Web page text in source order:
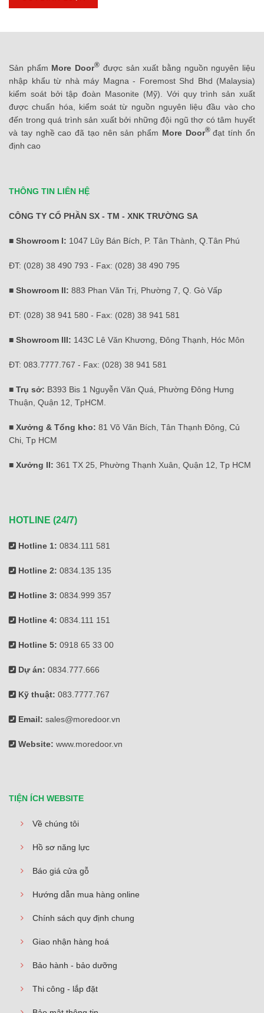
Sản phẩm More Door® được sản xuất bằng nguồn nguyên liệu
nhập khẩu từ nhà máy Magna - Foremost Shd Bhd (Malaysia)
kiểm soát bởi tập đoàn Masonite (Mỹ). Với quy trình sản xuất
được chuẩn hóa, kiểm soát từ nguồn nguyên liệu đầu vào cho
đến trong quá trình sản xuất bởi những đội ngũ thợ có tâm huyết
và tay nghề cao đã tạo nên sản phẩm More Door® đạt tính ổn
định cao
THÔNG TIN LIÊN HỆ
CÔNG TY CỔ PHẦN SX - TM - XNK TRƯỜNG SA
■ Showroom I: 1047 Lũy Bán Bích, P. Tân Thành, Q.Tân Phú
ĐT: (028) 38 490 793 - Fax: (028) 38 490 795
■ Showroom II: 883 Phan Văn Trị, Phường 7, Q. Gò Vấp
ĐT: (028) 38 941 580 - Fax: (028) 38 941 581
■ Showroom III: 143C Lê Văn Khương, Đông Thạnh, Hóc Môn
ĐT: 083.7777.767 - Fax: (028) 38 941 581
■ Trụ sở: B393 Bis 1 Nguyễn Văn Quá, Phường Đông Hưng
Thuận, Quận 12, TpHCM.
■ Xưởng & Tổng kho: 81 Võ Văn Bích, Tân Thạnh Đông, Củ
Chi, Tp HCM
■ Xưởng II: 361 TX 25, Phường Thạnh Xuân, Quận 12, Tp HCM
HOTLINE (24/7)
Hotline 1: 0834.111 581
Hotline 2: 0834.135 135
Hotline 3: 0834.999 357
Hotline 4: 0834.111 151
Hotline 5: 0918 65 33 00
Dự án: 0834.777.666
Kỹ thuật: 083.7777.767
Email: sales@moredoor.vn
Website: www.moredoor.vn
TIỆN ÍCH WEBSITE
Về chúng tôi
Hồ sơ năng lực
Báo giá cửa gỗ
Hướng dẫn mua hàng online
Chính sách quy định chung
Giao nhận hàng hoá
Bảo hành - bảo dưỡng
Thi công - lắp đặt